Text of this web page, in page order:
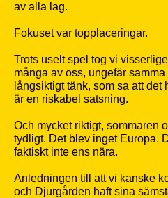
av alla lag.
Fokuset var topplaceringar.
Trots uselt spel tog vi
många av oss, ungefär
långsiktigt tänk, som sa att
är en riskabel satsning.
Och mycket riktigt, sommaren
tydligt. Det blev inget Europa.
faktiskt inte ens nära.
Anledningen till att vi kanske
och Djurgården haft sina